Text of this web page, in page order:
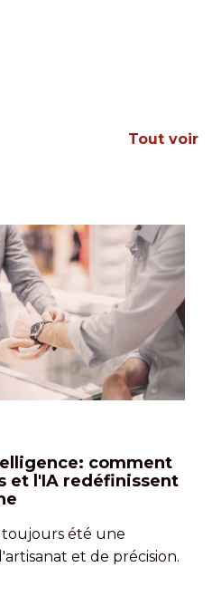
Tout voir
comment
et l'IA redéfinissent
été une
et de précision.